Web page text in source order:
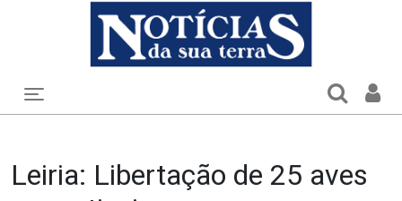
Toggle navigation
Leiria: Libertação de 25 aves